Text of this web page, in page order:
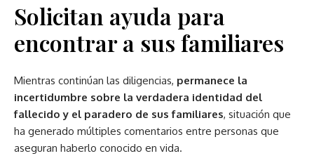
Solicitan ayuda para
encontrar a sus familiares
Mientras continúan las diligencias, permanece la
incertidumbre sobre la verdadera identidad del
fallecido y el paradero de sus familiares, situación que
ha generado múltiples comentarios entre personas que
aseguran haberlo conocido en vida.